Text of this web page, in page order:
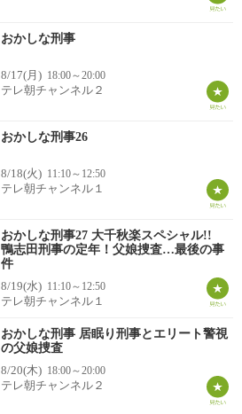
おかしな刑事
8/17(月) 18:00～20:00
テレ朝チャンネル２
おかしな刑事26
8/18(火) 11:10～12:50
テレ朝チャンネル１
おかしな刑事27 大千秋楽スペシャル!!
鴨志田刑事の定年！父娘捜査…最後の事
件
8/19(水) 11:10～12:50
テレ朝チャンネル１
おかしな刑事 居眠り刑事とエリート警視
の父娘捜査
8/20(木) 18:00～20:00
テレ朝チャンネル２